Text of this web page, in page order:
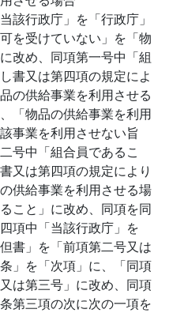
該行政庁」を「行政庁」
を受けていない」を「物
改め、同項第一号中「組
書又は第四項の規定によ
の供給事業を利用させる
「物品の供給事業を利用
事業を利用させない旨
号中「組合員であるこ
又は第四項の規定により
供給事業を利用させる場
こと」に改め、同項を同
項中「当該行政庁」を
書」を「前項第二号又は
」を「次項」に、「同項
は第三号」に改め、同項
第三項の次に次の一項を